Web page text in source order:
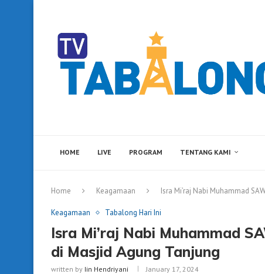
HOME LIVE PROGRAM TENTANG KAMI
Home Keagamaan Isra Mi’raj Nabi Muhammad
Keagamaan Tabalong Hari Ini
Isra Mi’raj Nabi Muhammad
di Masjid Agung Tanjung
written by Iin Hendriyani January 17, 2024